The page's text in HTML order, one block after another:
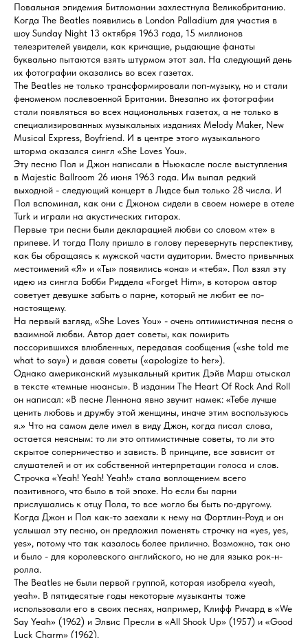
Повальная эпидемия Битломании захлестнула Великобританию.
Когда The Beatles появились в London Palladium для участия в
шоу Sunday Night 13 октября 1963 года, 15 миллионов
телезрителей увидели, как кричащие, рыдающие фанаты
буквально пытаются взять штурмом этот зал. На следующий день
их фотографии оказались во всех газетах.
The Beatles не только трансформировали поп-музыку, но и стали
феноменом послевоенной Британии. Внезапно их фотографии
стали появляться во всех национальных газетах, а не только в
специализированных музыкальных изданиях Melody Maker, New
Musical Express, Boyfriend. И в центре этого музыкального
шторма оказался сингл «She Loves You».
Эту песню Пол и Джон написали в Ньюкасле после выступления
в Majestic Ballroom 26 июня 1963 года. Им выпал редкий
выходной - следующий концерт в Лидсе был только 28 числа. И
Пол вспоминал, как они с Джоном сидели в своем номере в отеле
Turk и играли на акустических гитарах.
Первые три песни были декларацией любви со словом «те» в
припеве. И тогда Полу пришло в голову перевернуть перспективу,
как бы обращаясь к мужской части аудитории. Вместо привычных
местоимений «Я» и «Ты» появились «она» и «тебя». Пол взял эту
идею из сингла Бобби Риддела «Forget Him», в котором автор
советует девушке забыть о парне, который не любит ее по-
настоящему.
На первый взгляд, «She Loves You» - очень оптимистичная песня о
взаимной любви. Автор дает советы, как помирить
поссорившихся влюбленных, передавая сообщения («she told me
what to say») и давая советы («apologize to her»).
Однако американский музыкальный критик Дэйв Марш отыскал
в тексте «темные нюансы». В издании The Heart Of Rock And Roll
он написал: «В песне Леннона явно звучит намек: «Тебе лучше
ценить любовь и дружбу этой женщины, иначе этим воспользуюсь
я.» Что на самом деле имел в виду Джон, когда писал слова,
остается неясным: то ли это оптимистичные советы, то ли это
скрытое соперничество и зависть. В принципе, все зависит от
слушателей и от их собственной интерпретации голоса и слов.
Строчка «Yeah! Yeah! Yeah!» стала воплощением всего
позитивного, что было в той эпохе. Но если бы парни
прислушались к отцу Пола, то все могло бы быть по-другому.
Когда Джон и Пол как-то заехали к нему на Фортлин-Роуд и он
услышал эту песню, он предложил поменять строчку на «yes, yes,
yes», потому что так казалось более прилично. Возможно, так оно
и было - для королевского английского, но не для языка рок-н-
ролла.
The Beatles не были первой группой, которая изобрела «yeah,
yeah». В пятидесятые годы некоторые музыканты тоже
использовали его в своих песнях, например, Клифф Ричард в «We
Say Yeah» (1962) и Элвис Пресли в «All Shook Up» (1957) и «Good
Luck Charm» (1962).